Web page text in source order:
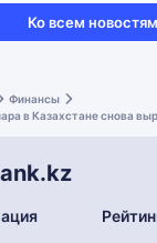
Ко всем новостям
Финансы
в Казахстане снова